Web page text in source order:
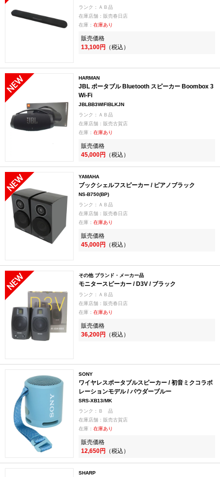
ランク：ＡＢ品
在庫店舗：販売春日店
在庫： 在庫あり
販売価格
13,100円 （税込）
HARMAN
JBL ポータブル Bluetooth スピーカー Boombox 3
Wi-Fi
JBLBB3WIFIBLKJN
ランク：ＡＢ品
在庫店舗：販売古賀店
在庫： 在庫あり
販売価格
45,000円 （税込）
YAMAHA
ブックシェルフスピーカー / ピアノブラック
NS-B750(BP)
ランク：ＡＢ品
在庫店舗：販売春日店
在庫： 在庫あり
販売価格
45,000円 （税込）
その他 ブランド・メーカー品
モニタースピーカー / D3V / ブラック
ランク：ＡＢ品
在庫店舗：販売春日店
在庫： 在庫あり
販売価格
36,200円 （税込）
SONY
ワイヤレスポータブルスピーカー / 初音ミクコラボ
レーションモデル / パウダーブルー
SRS-XB13/MK
ランク：Ｂ 品
在庫店舗：販売古賀店
在庫： 在庫あり
販売価格
12,650円 （税込）
SHARP